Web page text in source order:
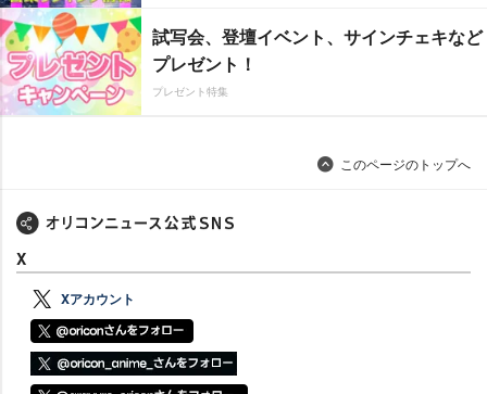
試写会、登壇イベント、サインチェキなど
プレゼント！
プレゼント特集
このページのトップへ
X
Xアカウント